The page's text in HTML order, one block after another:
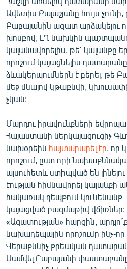
Ավետիս Քալաշյանը հույս
Բաբայանին ազատ արձակելու
խոսքով, ԼՂ նախկին
կալանավորելիս, թե՛ կալանքը
որոշում կայացնելիս
ձևակերպումներն է բերել, թե
մեջ մնալով կթաքնվի,
չկան:
Մարդու իրավունքների
Հայաստանի ներկայացուցիչ
նախօրեին հայտարարել էր , որ
որոշում, ըստ որի
այսուհետև ստիպված են
էության հիմնավորել կալանքի
հակառակ դեպքում կունենանք
կայացված բազմաթիվ
«Ազատության» հարցին,
նախադեպային որոշումը ինչ-որ
Վերաքննիչ քրեական
Սամվել Բաբայանի